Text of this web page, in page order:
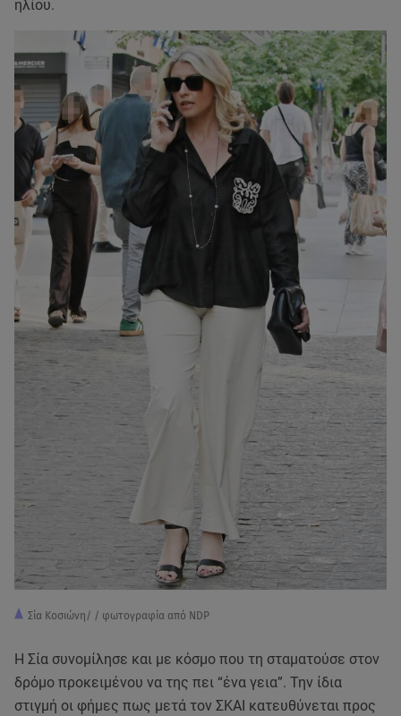
ηλίου.
Σία Κοσιώνη/ / φωτογραφία από NDP
Η Σία συνομίλησε και με κόσμο που τη σταματούσε στον
δρόμο προκειμένου να της πει “ένα γεια”. Την ίδια
στιγμή οι φήμες πως μετά τον ΣΚΑΙ κατευθύνεται προς